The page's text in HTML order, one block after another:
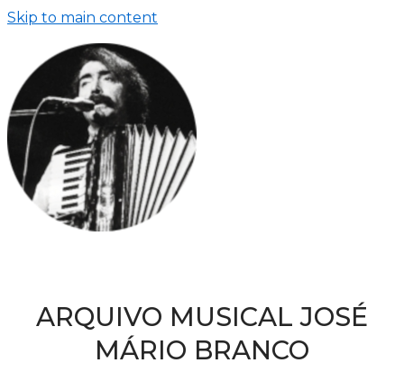
Skip to main content
ARQUIVO MUSICAL JOSÉ
MÁRIO BRANCO